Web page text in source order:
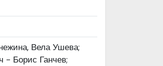
Вела Ушева;
- Борис Ганчев;